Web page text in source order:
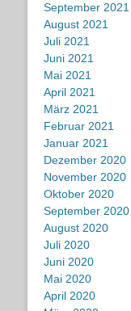
September 2021
August 2021
Juli 2021
Juni 2021
Mai 2021
April 2021
März 2021
Februar 2021
Januar 2021
Dezember 2020
November 2020
Oktober 2020
September 2020
August 2020
Juli 2020
Juni 2020
Mai 2020
April 2020